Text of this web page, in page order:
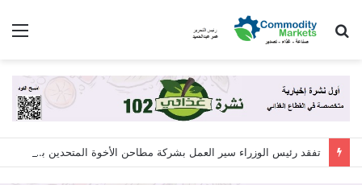
بحث
تفقد رئيس الوزراء سير العمل بشركة مطاحن الأخوة المتحدين بمحافظة مطروح